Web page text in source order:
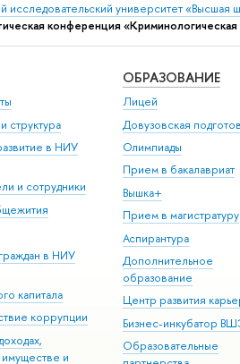
исследовательский университет «Высшая
конференция
структура
в НИУ
и сотрудники
в НИУ
капитала
коррупции
и
ОБРАЗОВАНИЕ
Лицей
Довузовская
Олимпиады
Прием в бакалавриат
Вышка+
Прием в магистратуру
Аспирантура
Дополнительное
образование
Центр развития
Бизнес-инкубатор
Образовательные